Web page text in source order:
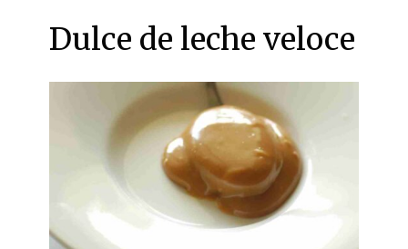
Dulce de leche veloce